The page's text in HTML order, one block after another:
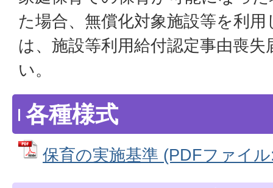
た場合、無償化対象施設等を利
は、施設等利用給付認定事由喪
い。
各種様式
保育の実施基準 (PDFファイ